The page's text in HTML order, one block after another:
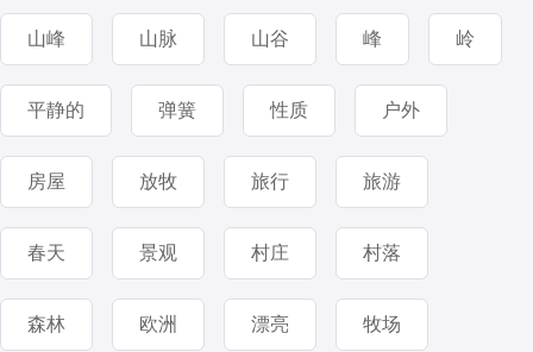
山峰 山脉 山谷 峰 岭
平静的 弹簧 性质 户外
房屋 放牧 旅行 旅游
春天 景观 村庄 村落
森林 欧洲 漂亮 牧场